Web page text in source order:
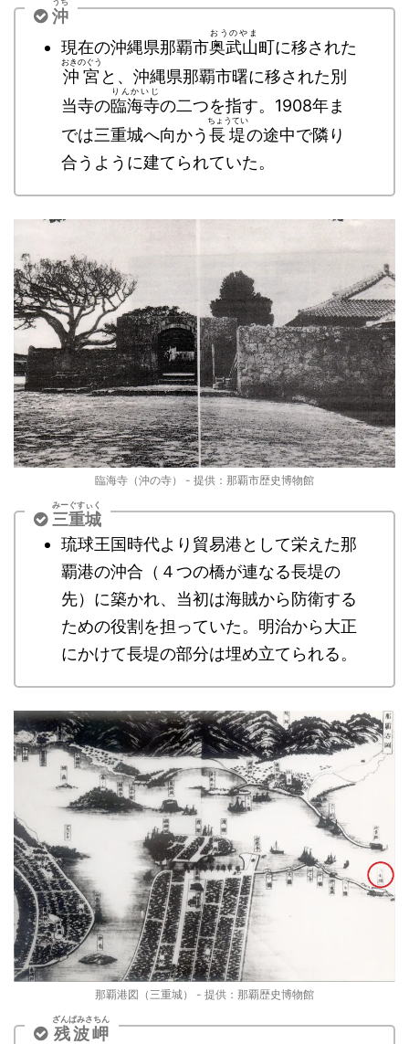
沖
現在の沖縄県那覇市奥武山
おうのやま
町に移された
沖宮
おきのぐう
と、沖縄県那覇市曙に移された別
当寺の臨海寺
りんかいじ
の二つを指す。1908年ま
では三重城へ向かう 長堤
ちょうてい
の途中で隣り
合うように建てられていた。
臨海寺（沖の寺） - 提供：那覇市歴史博物館
三重城
みーぐすぃく
琉球王国時代より貿易港として栄えた那
覇港の沖合（４つの橋が連なる長堤の
先）に築かれ、当初は海賊から防衛する
ための役割を担っていた。明治から大正
にかけて長堤の部分は埋め立てられる。
那覇港図（三重城） - 提供：那覇歴史博物館
残波岬
ざんぱみさちん